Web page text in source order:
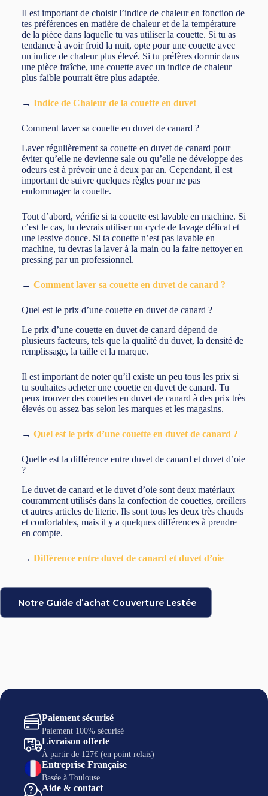
Il est important de choisir l’indice de chaleur en fonction de
tes préférences en matière de chaleur et de la température
de la pièce dans laquelle tu vas utiliser la couette. Si tu as
tendance à avoir froid la nuit, opte pour une couette avec
un indice de chaleur plus élevé. Si tu préfères dormir dans
une pièce fraîche, une couette avec un indice de chaleur
plus faible pourrait être plus adaptée.
→ Indice de Chaleur de la couette en duvet
Comment laver sa couette en duvet de canard ?
Laver régulièrement sa couette en duvet de canard pour
éviter qu’elle ne devienne sale ou qu’elle ne développe des
odeurs est à prévoir une à deux par an. Cependant, il est
important de suivre quelques règles pour ne pas
endommager ta couette.
Tout d’abord, vérifie si ta couette est lavable en machine. Si
c’est le cas, tu devrais utiliser un cycle de lavage délicat et
une lessive douce. Si ta couette n’est pas lavable en
machine, tu devras la laver à la main ou la faire nettoyer en
pressing par un professionnel.
→ Comment laver sa couette en duvet de canard ?
Quel est le prix d’une couette en duvet de canard ?
Le prix d’une couette en duvet de canard dépend de
plusieurs facteurs, tels que la qualité du duvet, la densité de
remplissage, la taille et la marque.
Il est important de noter qu’il existe un peu tous les prix si
tu souhaites acheter une couette en duvet de canard. Tu
peux trouver des couettes en duvet de canard à des prix très
élevés ou assez bas selon les marques et les magasins.
→ Quel est le prix d’une couette en duvet de canard ?
Quelle est la différence entre duvet de canard et duvet d’oie
?
Le duvet de canard et le duvet d’oie sont deux matériaux
couramment utilisés dans la confection de couettes, oreillers
et autres articles de literie. Ils sont tous les deux très chauds
et confortables, mais il y a quelques différences à prendre
en compte.
→ Différence entre duvet de canard et duvet d’oie
Notre Guide d’achat Couverture Lestée
Paiement sécurisé
Paiement 100% sécurisé
Livraison offerte
À partir de 127€ (en point relais)
Entreprise Française
Basée à Toulouse
Aide & contact